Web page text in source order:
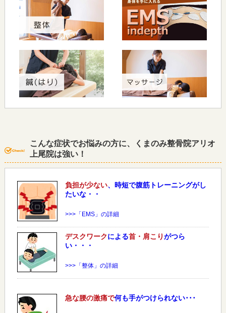
こんな症状でお悩みの方に、くまのみ整骨院アリオ
上尾院は強い！
負担が少ない、時短で腹筋トレーニングがし
たいな・・
>>>「EMS」の詳細
デスクワークによる首・肩こりがつら
い・・・
>>>「整体」の詳細
急な腰の激痛で何も手がつけられない･･･